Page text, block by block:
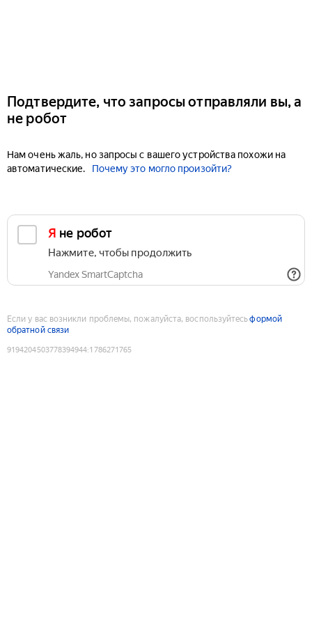
Подтвердите, что запросы отправляли вы, а
не робот
Нам очень жаль, но запросы с вашего устройства похожи на
автоматические.
Почему это могло произойти?
Я не робот
Нажмите, чтобы продолжить
Yandex SmartCaptcha
Если у вас возникли проблемы, пожалуйста, воспользуйтесьформой
обратной связи
9194204503778394944:1786271765